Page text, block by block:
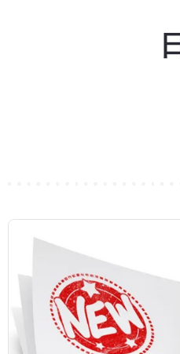
却陷入瓶颈
刚结束，下
亚马逊
接触到巧豚豚和亚马逊 Woot
购物助手
报流程详细
对 WOOT 的印象还停留在"提
涨，利润却
巧豚豚了解到，2026 年旺
单到200单
在分享今天的 Woot BD 实战
亚